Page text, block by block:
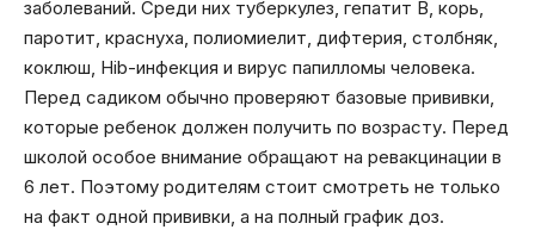
заболеваний. Среди них туберкулез, гепатит B, корь,
паротит, краснуха, полиомиелит, дифтерия, столбняк,
коклюш, Hib-инфекция и вирус папилломы человека.
Перед садиком обычно проверяют базовые прививки,
которые ребенок должен получить по возрасту. Перед
школой особое внимание обращают на ревакцинации в
6 лет. Поэтому родителям стоит смотреть не только
на факт одной прививки, а на полный график доз.